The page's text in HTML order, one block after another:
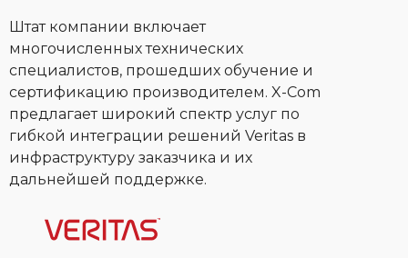
Штат компании включает
многочисленных технических
специалистов, прошедших обучение и
сертификацию производителем. X-Com
предлагает широкий спектр услуг по
гибкой интеграции решений Veritas в
инфраструктуру заказчика и их
дальнейшей поддержке.